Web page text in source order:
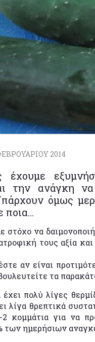
2014
έχουμε
την ανάγκη να
όμως
ποια…
στόχο να
τους αξία
αν είναι
τα
έχει πολύ λίγες
λίγα θρεπτικά
κομμάτια για να
των ημερήσιων